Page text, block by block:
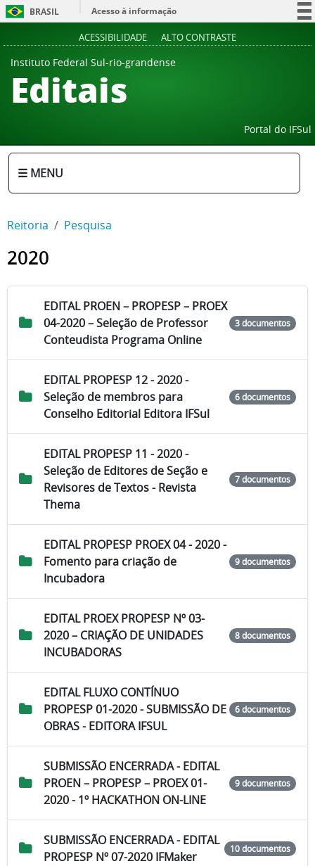
BRASIL
Acesso à informação
ACESSIBILIDADE ALTO CONTRASTE
Instituto Federal Sul-rio-grandense
Editais
Portal do IFSul
☰ MENU
Reitoria Pesquisa
2020
EDITAL PROEN – PROPESP – PROEX
04-2020 – Seleção de Professor
Conteudista Programa Online
3 documentos
EDITAL PROPESP 12 - 2020 -
Seleção de membros para
Conselho Editorial Editora IFSul
6 documentos
EDITAL PROPESP 11 - 2020 -
Seleção de Editores de Seção e
Revisores de Textos - Revista
Thema
7 documentos
EDITAL PROPESP PROEX 04 - 2020 -
Fomento para criação de
Incubadora
9 documentos
EDITAL PROEX PROPESP Nº 03-
2020 – CRIAÇÃO DE UNIDADES
INCUBADORAS
8 documentos
EDITAL FLUXO CONTÍNUO
PROPESP 01-2020 - SUBMISSÃO DE
OBRAS - EDITORA IFSUL
6 documentos
SUBMISSÃO ENCERRADA - EDITAL
PROEN – PROPESP – PROEX 01-
2020 - 1º HACKATHON ON-LINE
9 documentos
SUBMISSÃO ENCERRADA - EDITAL
PROPESP Nº 07-2020 IFMaker
10 documentos